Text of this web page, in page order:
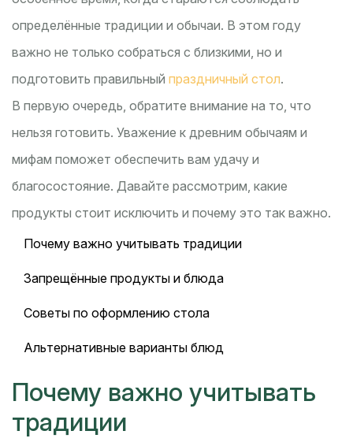
определённые традиции и обычаи. В этом году
важно не только собраться с близкими, но и
подготовить правильный праздничный стол.
В первую очередь, обратите внимание на то, что
нельзя готовить. Уважение к древним обычаям и
мифам поможет обеспечить вам удачу и
благосостояние. Давайте рассмотрим, какие
продукты стоит исключить и почему это так важно.
Почему важно учитывать традиции
Запрещённые продукты и блюда
Советы по оформлению стола
Альтернативные варианты блюд
Почему важно учитывать
традиции